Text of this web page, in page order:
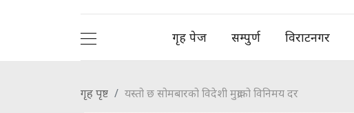
गृह पेज सम्पुर्ण विराटनगर
गृह पृष्ट यस्तो छ सोमबारको विदेशी मुद्राको विनिमय दर